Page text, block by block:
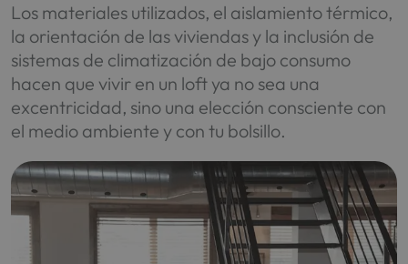
Los materiales utilizados, el aislamiento térmico,
la orientación de las viviendas y la inclusión de
sistemas de climatización de bajo consumo
hacen que vivir en un loft ya no sea una
excentricidad, sino una elección consciente con
el medio ambiente y con tu bolsillo.